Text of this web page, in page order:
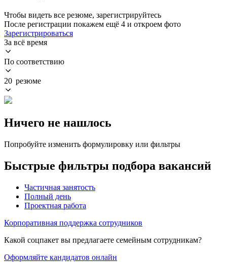
Чтобы видеть все резюме, зарегистрируйтесь
После регистрации покажем ещё 4 и откроем фото
Зарегистрироваться
За всё время
По соответствию
20 резюме
Ничего не нашлось
Попробуйте изменить формулировку или фильтры
Быстрые фильтры подбора вакансий
Частичная занятость
Полный день
Проектная работа
Корпоративная поддержка сотрудников
Какой соцпакет вы предлагаете семейным сотрудникам?
Оформляйте кандидатов онлайн